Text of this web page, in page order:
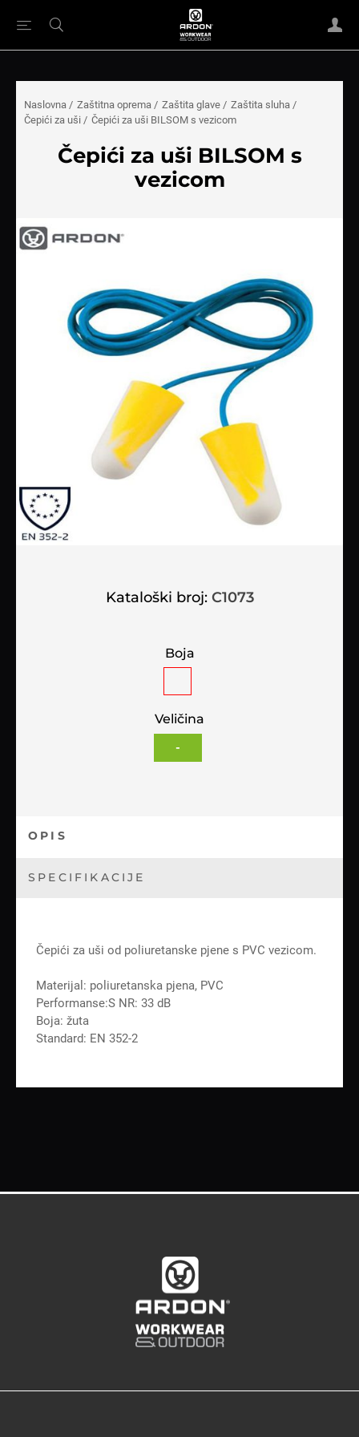
Naslovna / Zaštitna oprema / Zaštita glave / Zaštita sluha /
Čepići za uši / Čepići za uši BILSOM s vezicom
Čepići za uši BILSOM s
vezicom
Kataloški broj: C1073
Boja
Veličina
-
OPIS
SPECIFIKACIJE
Čepići za uši od poliuretanske pjene s PVC vezicom.
Materijal: poliuretanska pjena, PVC
Performanse:S NR: 33 dB
Boja: žuta
Standard: EN 352-2